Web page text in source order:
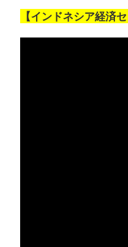
【インドネシア経済